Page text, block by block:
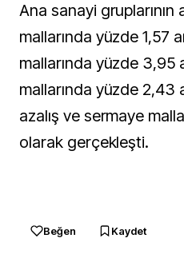
Ana sanayi gruplarının
mallarında yüzde 1,57
mallarında yüzde 3,95
mallarında yüzde 2,43
azalış ve sermaye
olarak gerçekleşti.
Beğen Kaydet